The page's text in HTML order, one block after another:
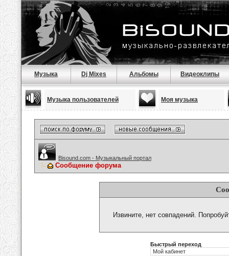
Музыка Dj Mixes Альбомы Видеоклипы
Музыка пользователей Моя музыка
Bisound.com - Музыкальный портал
Сообщение форума
Извините, нет совпадений.
Быстрый переход